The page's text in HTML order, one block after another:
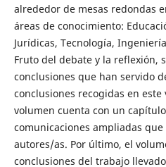
alrededor de mesas redondas
áreas de conocimiento:
Jurídicas, Tecnología,
Fruto del debate y la reflexión,
conclusiones que han servido
conclusiones recogidas en este
volumen cuenta con un
comunicaciones ampliadas
autores/as. Por último, el
conclusiones del trabajo